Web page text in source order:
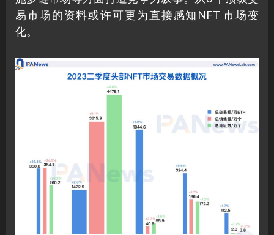
易市场的资料或许可更为直接感知NFT 市场变
化。